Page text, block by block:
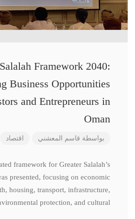
Framework 2040:
Business Opportunities
and Entrepreneurs in
Oman
بواسطة قاسم المعشني اقتصاد
framework for Greater Salalah’s
presented, focusing on economic
housing, transport, infrastructure,
protection, and cultural